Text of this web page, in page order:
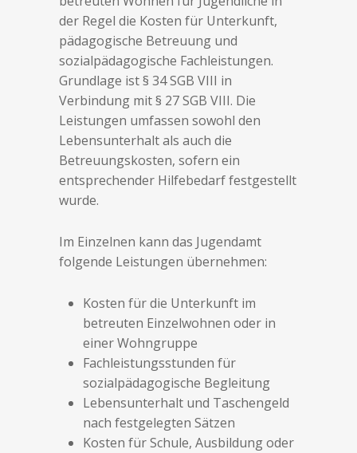
der Regel die Kosten für Unterkunft,
pädagogische Betreuung und
sozialpädagogische Fachleistungen.
Grundlage ist § 34 SGB VIII in
Verbindung mit § 27 SGB VIII. Die
Leistungen umfassen sowohl den
Lebensunterhalt als auch die
Betreuungskosten, sofern ein
entsprechender Hilfebedarf festgestellt
wurde.
Im Einzelnen kann das Jugendamt
folgende Leistungen übernehmen:
Kosten für die Unterkunft im
betreuten Einzelwohnen oder in
einer Wohngruppe
Fachleistungsstunden für
sozialpädagogische Begleitung
Lebensunterhalt und Taschengeld
nach festgelegten Sätzen
Kosten für Schule, Ausbildung oder